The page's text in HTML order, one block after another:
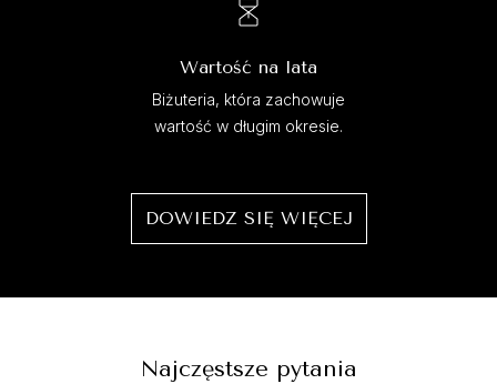
Wartość na lata
Biżuteria, która zachowuje
wartość w długim okresie.
DOWIEDZ SIĘ WIĘCEJ
Najczęstsze pytania